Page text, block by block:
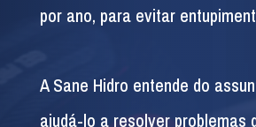
por ano, para evitar
A Sane Hidro entende do
ajudá-lo a resolver problemas